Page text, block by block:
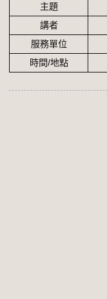
主題
講者
服務單位
時間/地點